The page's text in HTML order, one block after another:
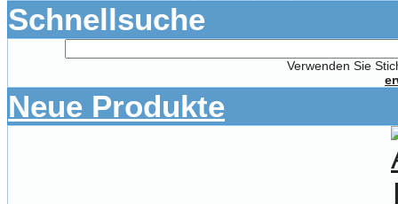
Schnellsuche
Verwenden Sie
Neue Produkte